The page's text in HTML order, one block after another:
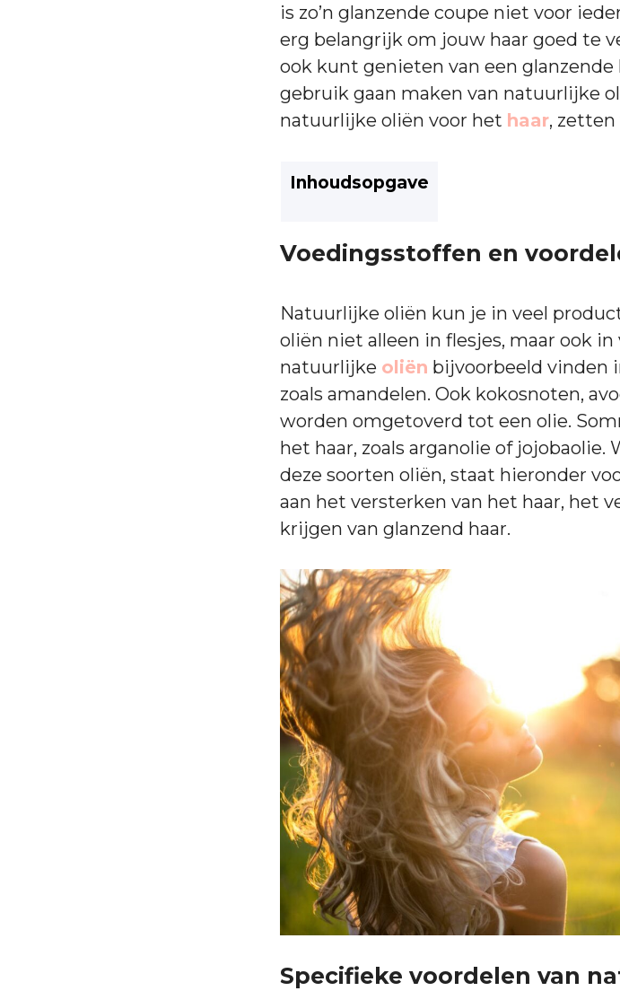
is zo’n glanzende coupe niet voor
erg belangrijk om jouw haar goed te
ook kunt genieten van een
gebruik gaan maken van natuurlijke
natuurlijke oliën voor het haar, zetten
Inhoudsopgave
Voedingsstoffen en
Natuurlijke oliën kun je in veel
oliën niet alleen in flesjes, maar ook
natuurlijke oliën bijvoorbeeld vinden
zoals amandelen. Ook kokosnoten,
worden omgetoverd tot een olie.
het haar, zoals arganolie of
deze soorten oliën, staat hieronder
aan het versterken van het haar, het
krijgen van glanzend haar.
Specifieke voordelen van